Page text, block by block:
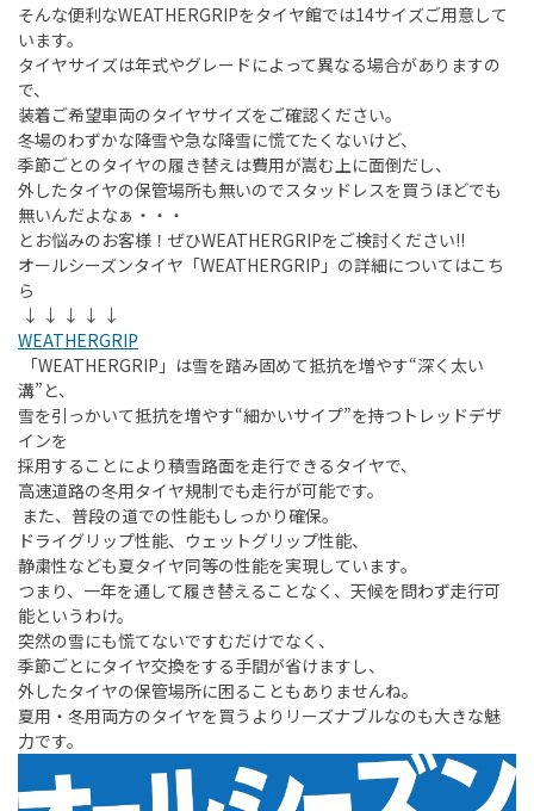
そんな便利なWEATHERGRIPをタイヤ館では14サイズご用意して
います。
タイヤサイズは年式やグレードによって異なる場合がありますの
で、
装着ご希望車両のタイヤサイズをご確認ください。
冬場のわずかな降雪や急な降雪に慌てたくないけど、
季節ごとのタイヤの履き替えは費用が嵩む上に面倒だし、
外したタイヤの保管場所も無いのでスタッドレスを買うほどでも
無いんだよなぁ・・・
とお悩みのお客様！ぜひWEATHERGRIPをご検討ください!!
オールシーズンタイヤ「WEATHERGRIP 」の詳細についてはこち
ら
↓ ↓ ↓ ↓ ↓
WEATHERGRIP
「WEATHERGRIP 」は雪を踏み固めて抵抗を増やす“深く太い
溝”と、
雪を引っかいて抵抗を増やす“細かいサイプ”を持つトレッドデザ
インを
採用することにより積雪路面を走行できるタイヤで、
高速道路の冬用タイヤ規制でも走行が可能です。
また、普段の道での性能もしっかり確保。
ドライグリップ性能、ウェットグリップ性能、
静粛性なども夏タイヤ同等の性能を実現しています。
つまり、一年を通して履き替えることなく、天候を問わず走行可
能というわけ。
突然の雪にも慌てないですむだけでなく、
季節ごとにタイヤ交換をする手間が省けますし、
外したタイヤの保管場所に困ることもありませんね。
夏用・冬用両方のタイヤを買うよりリーズナブルなのも大きな魅
力です。